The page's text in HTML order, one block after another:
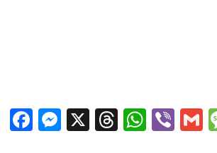
Facebook
Messenger
X Threads